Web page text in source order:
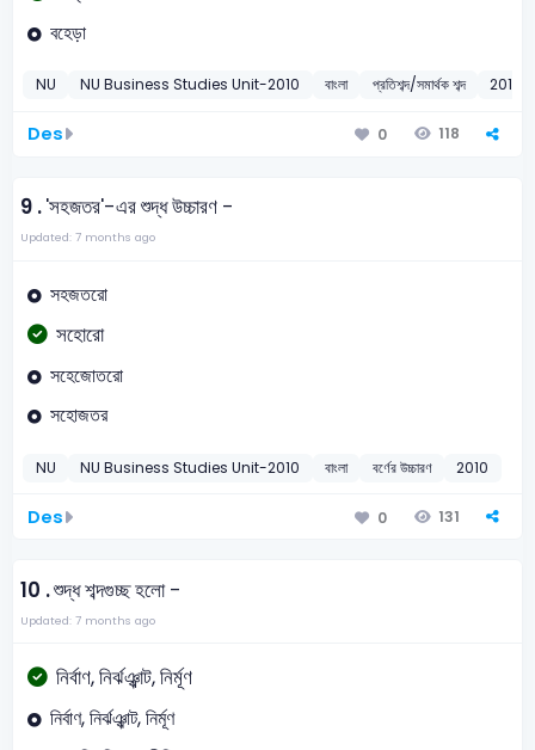
বহেড়া
NU NU Business Studies Unit-2010 বাংলা প্রতিশব্দ/সমার্থক শব্দ 2010
Des 0 118
9 .'সহজতর'-এর শুদ্ধ উচ্চারণ -
Updated: 7 months ago
সহজতরো
সহোরো
সহেজোতরো
সহোজতর
NU NU Business Studies Unit-2010 বাংলা বর্ণের উচ্চারণ 2010
Des 0 131
10 .শুদ্ধ শব্দগুচ্ছ হলো -
Updated: 7 months ago
নির্বাণ, নির্ঝঞ্ঝাট, নির্মূণ
নির্বাণ, নির্ঝঞ্ঝাট, নির্মূণ